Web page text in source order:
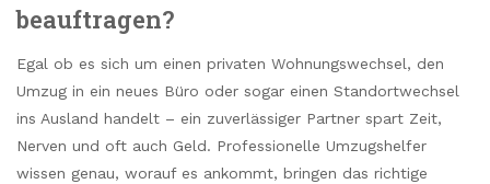
beauftragen?
Egal ob es sich um einen privaten Wohnungswechsel, den
Umzug in ein neues Büro oder sogar einen Standortwechsel
ins Ausland handelt – ein zuverlässiger Partner spart Zeit,
Nerven und oft auch Geld. Professionelle Umzugshelfer
wissen genau, worauf es ankommt, bringen das richtige